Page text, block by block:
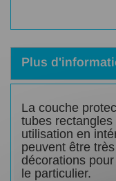
Plus
La couche
tubes
utilisation en
peuvent être
décorations
le particulier.